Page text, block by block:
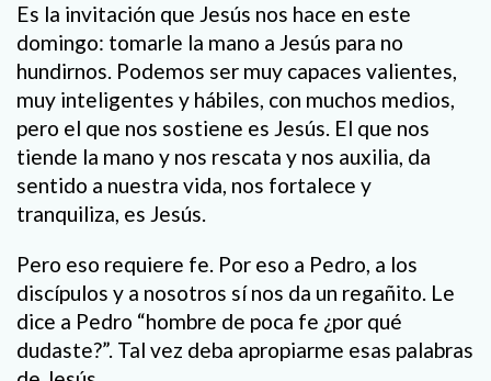
Es la invitación que Jesús nos hace en este
domingo: tomarle la mano a Jesús para no
hundirnos. Podemos ser muy capaces valientes,
muy inteligentes y hábiles, con muchos medios,
pero el que nos sostiene es Jesús. El que nos
tiende la mano y nos rescata y nos auxilia, da
sentido a nuestra vida, nos fortalece y
tranquiliza, es Jesús.
Pero eso requiere fe. Por eso a Pedro, a los
discípulos y a nosotros sí nos da un regañito. Le
dice a Pedro “hombre de poca fe ¿por qué
dudaste?”. Tal vez deba apropiarme esas palabras